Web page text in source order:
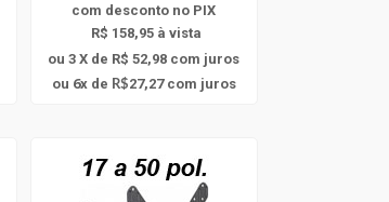
com desconto no PIX
R$ 158,95 à vista
ou 3 X de R$ 52,98 com juros
ou 6x de R$27,27com juros